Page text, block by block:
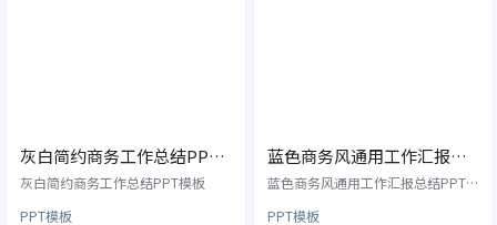
灰白简约商务工作总结PPT
模板
灰白简约商务工作总结PPT模板
PPT模板
蓝色商务风通用工作汇报总
结PPT模板
蓝色商务风通用工作汇报总结PPT模
PPT模板